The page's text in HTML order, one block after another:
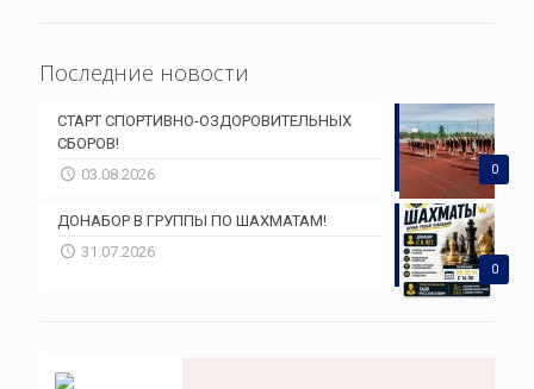
Последние новости
0
СТАРТ СПОРТИВНО-ОЗДОРОВИТЕЛЬНЫХ
СБОРОВ!
03.08.2026
0
ДОНАБОР В ГРУППЫ ПО ШАХМАТАМ!
31.07.2026